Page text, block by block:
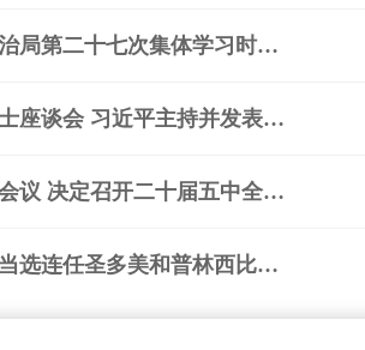
习近平在中共中央政治局第二十七次集体学习时强调 强化政治引领 深化创新发展 高质量推进国防和军队现代化
中共中央召开党外人士座谈会 习近平主持并发表重要讲话
中共中央政治局召开会议 决定召开二十届五中全会 分析研究当前经济形势和经济工作 中共中央总书记习近平主持会议
习近平致电祝贺诺瓦当选连任圣多美和普林西比总统